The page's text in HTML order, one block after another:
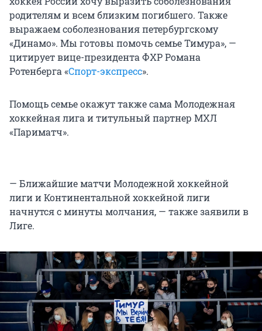
родителям и всем близким погибшего. Также
выражаем соболезнования петербургскому
«Динамо». Мы готовы помочь семье Тимура», —
цитирует вице-президента ФХР Романа
Ротенберга «Спорт-экспресс».
Помощь семье окажут также сама Молодежная
хоккейная лига и титульный партнер МХЛ
«Париматч».
— Ближайшие матчи Молодежной хоккейной
лиги и Континентальной хоккейной лиги
начнутся с минуты молчания, — также заявили в
Лиге.